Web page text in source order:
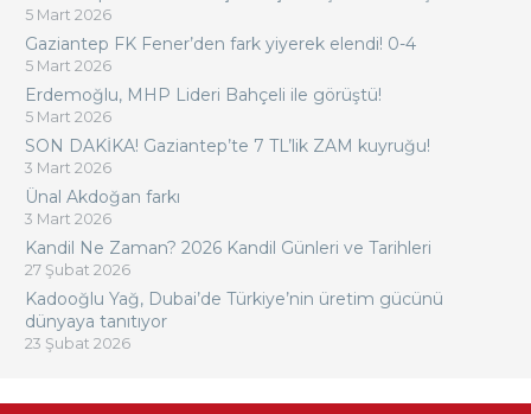
5 Mart 2026
Gaziantep FK Fener’den fark yiyerek elendi! 0-4
5 Mart 2026
Erdemoğlu, MHP Lideri Bahçeli ile görüştü!
5 Mart 2026
SON DAKİKA! Gaziantep’te 7 TL’lik ZAM kuyruğu!
3 Mart 2026
Ünal Akdoğan farkı
3 Mart 2026
Kandil Ne Zaman? 2026 Kandil Günleri ve Tarihleri
27 Şubat 2026
Kadooğlu Yağ, Dubai’de Türkiye’nin üretim gücünü
dünyaya tanıtıyor
23 Şubat 2026